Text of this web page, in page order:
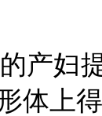
产妇
体上